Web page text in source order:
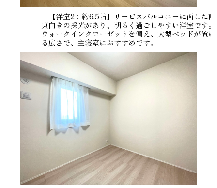
【洋室2：約6.5帖】サービスバルコニーに面した南
東向きの採光があり、明るく過ごしやすい洋室です。
ウォークインクローゼットを備え、大型ベッドが置け
る広さで、主寝室におすすめです。